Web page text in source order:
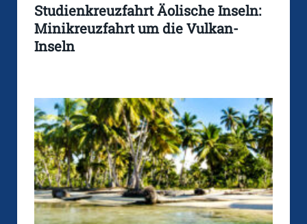
Studienkreuzfahrt Äolische Inseln:
Minikreuzfahrt um die Vulkan-
Inseln